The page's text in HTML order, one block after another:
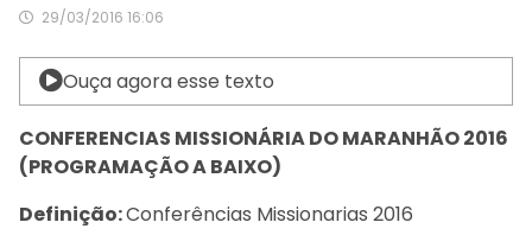
29/03/2016 16:06
Ouça agora esse texto
CONFERENCIAS MISSIONÁRIA DO MARANHÃO 2016
(PROGRAMAÇÃO A BAIXO)
Definição:Conferências Missionarias 2016